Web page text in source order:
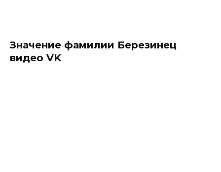
Значение фамилии Березинец
видео VK